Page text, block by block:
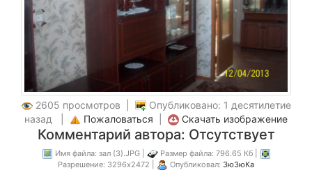
2605 просмотров |
Опубликовано: 1 десятилетие
назад |
Пожаловаться Скачать изображение
Комментарий автора: Отсутствует
Имя файла: зал (3).JPG |
Размер файла: 796.65 Кб |
Разрешение: 3296x2472 |
Опубликовал: ЗюЗюКа